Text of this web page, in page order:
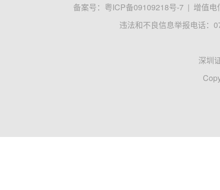
备案号： 粤ICP备09109218号-7 | 增值电
违法和不良信息举报电话：
深圳